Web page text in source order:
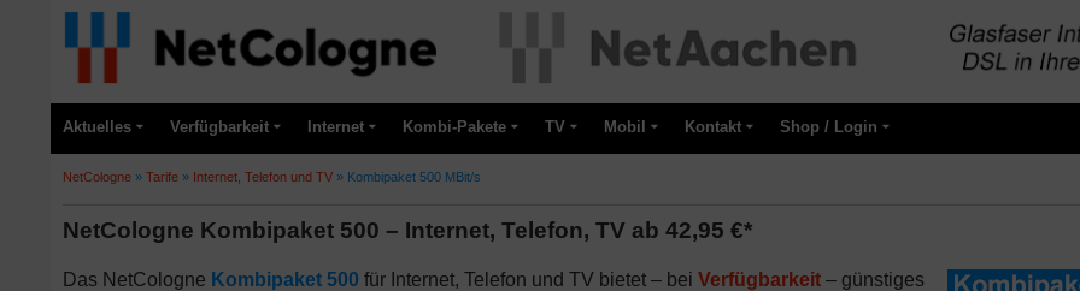
Aktuelles Verfügbarkeit Internet Kombi-Pakete TV Mobil Kontakt Shop / Login
NetCologne » Tarife » Internet, Telefon und TV » Kombipaket 500 MBit/s
NetCologne Kombipaket 500 – Internet, Telefon, TV ab 42,95 €*
Das NetCologne Kombipaket 500 für Internet, Telefon und TV bietet – bei Verfügbarkeit – günstiges